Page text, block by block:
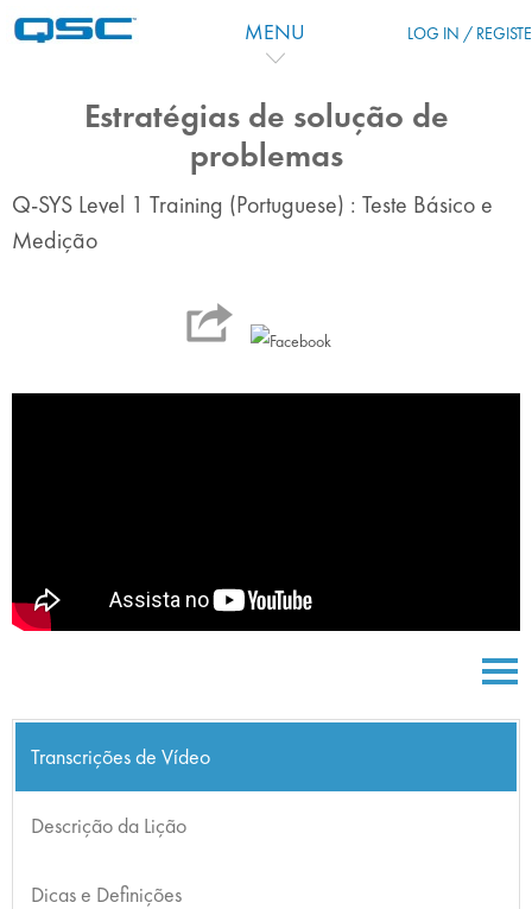
MENU LOG IN /
Estratégias de solução de
problemas
Q-SYS Level 1 Training (Portuguese) : Teste Básico e
Medição
Transcrições de Vídeo
Descrição da Lição
Dicas e Definições